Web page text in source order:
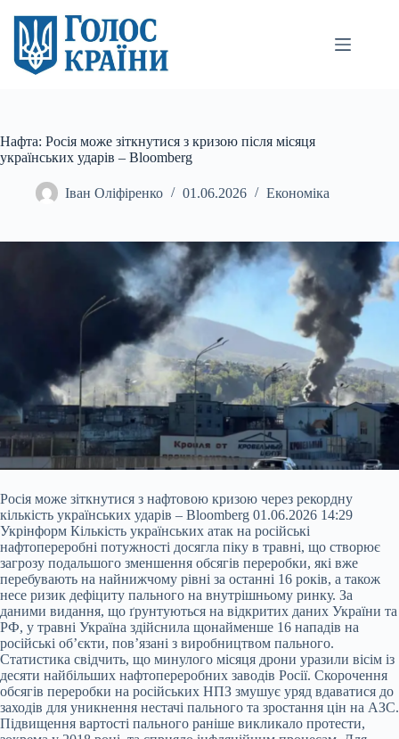
вмісту
Нафта: Росія може зіткнутися з кризою після місяця
українських ударів – Bloomberg
Іван Оліфіренко 01.06.2026 Економіка
Росія може зіткнутися з нафтовою кризою через рекордну
кількість українських ударів – Bloomberg 01.06.2026 14:29
Укрінформ Кількість українських атак на російські
нафтопереробні потужності досягла піку в травні, що створює
загрозу подальшого зменшення обсягів переробки, які вже
перебувають на найнижчому рівні за останні 16 років, а також
несе ризик дефіциту пального на внутрішньому ринку. За
даними видання, що ґрунтуються на відкритих даних України та
РФ, у травні Україна здійснила щонайменше 16 нападів на
російські об’єкти, пов’язані з виробництвом пального.
Статистика свідчить, що минулого місяця дрони уразили вісім із
десяти найбільших нафтопереробних заводів Росії. Скорочення
обсягів переробки на російських НПЗ змушує уряд вдаватися до
заходів для уникнення нестачі пального та зростання цін на АЗС.
Підвищення вартості пального раніше викликало протести,